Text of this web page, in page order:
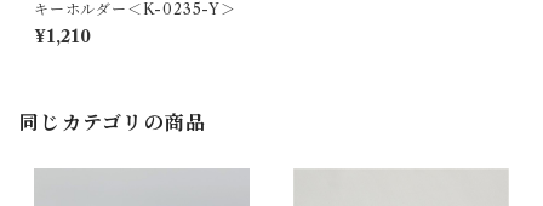
キーホルダー＜K-0235-Y＞
¥1,210
同じカテゴリの商品